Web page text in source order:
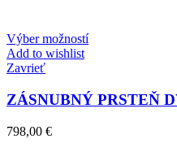
Výber možností
Add to wishlist
Zavrieť
ZÁSNUBNÝ PRSTEŇ
798,00 €